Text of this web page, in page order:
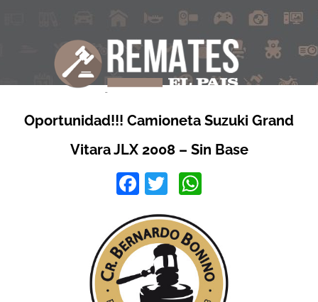
Oportunidad!!! Camioneta Suzuki Grand
Vitara JLX 2008 – Sin Base
Facebook
Twitter